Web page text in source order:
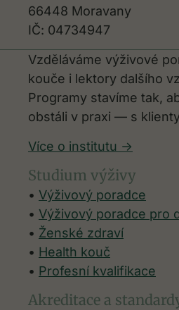
66448 Moravany
IČ: 04734947
Vzděláváme výživové
kouče i lektory dalšího
Programy stavíme tak,
obstáli v praxi — s
Více o institutu ->
Studium výživy
• Výživový poradce
• Výživový poradce pro
• Ženské zdraví
• Health kouč
• Profesní kvalifikace
Akreditace a